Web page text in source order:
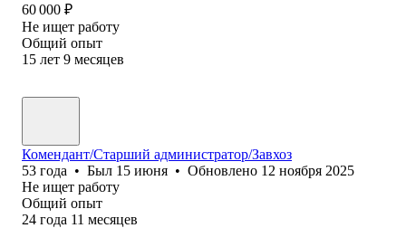
60 000 ₽
Не ищет работу
Общий опыт
15 лет 9 месяцев
Комендант/Старший администратор/Завхоз
53 года • Был 15 июня • Обновлено 12 ноября 2025
Не ищет работу
Общий опыт
24 года 11 месяцев